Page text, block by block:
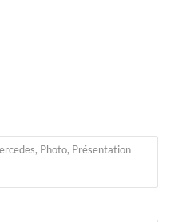
, Photo, Présentation